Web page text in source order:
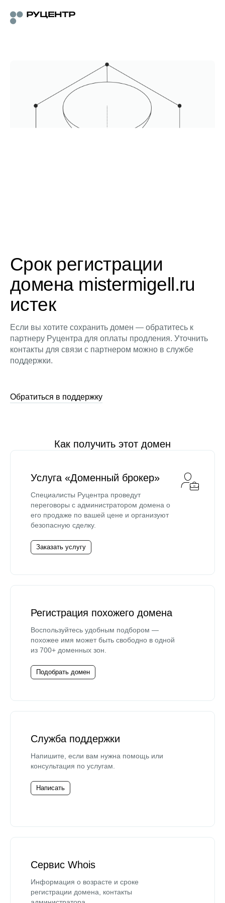
Срок регистрации
домена mistermigell.ru
истек
Если вы хотите сохранить домен — обратитесь к
партнеру Руцентра для оплаты продления. Уточнить
контакты для связи с партнером можно в службе
поддержки.
Обратиться в поддержку
Как получить этот домен
Услуга «Доменный брокер»
Специалисты Руцентра проведут
переговоры с администратором домена о
его продаже по вашей цене и организуют
безопасную сделку.
Заказать услугу
Регистрация похожего домена
Воспользуйтесь удобным подбором —
похожее имя может быть свободно в одной
из 700+ доменных зон.
Подобрать домен
Служба поддержки
Напишите, если вам нужна помощь или
консультация по услугам.
Написать
Сервис Whois
Информация о возрасте и сроке
регистрации домена, контакты